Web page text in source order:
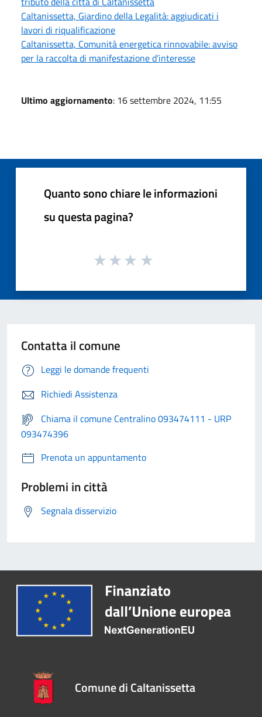
Caltanissetta, Giardino della Legalità: aggiudicati i
lavori di riqualificazione
Caltanissetta, Comunità energetica rinnovabile: avviso
per la raccolta di manifestazione d’interesse
Ultimo aggiornamento: 16 settembre 2024, 11:55
Quanto sono chiare le informazioni
su questa pagina?
Contatta il comune
Leggi le domande frequenti
Richiedi Assistenza
Chiama il comune Centralino 093474111 - URP
093474396
Prenota un appuntamento
Problemi in città
Segnala disservizio
Comune di Caltanissetta